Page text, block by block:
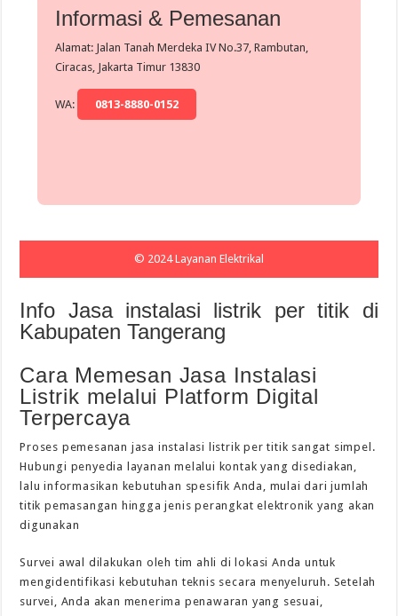
Informasi & Pemesanan
Alamat: Jalan Tanah Merdeka IV No.37, Rambutan,
Ciracas, Jakarta Timur 13830
WA: 0813-8880-0152
© 2024 Layanan Elektrikal
Info Jasa instalasi listrik per titik di
Kabupaten Tangerang
Cara Memesan Jasa Instalasi
Listrik melalui Platform Digital
Terpercaya
Proses pemesanan jasa instalasi listrik per titik sangat simpel.
Hubungi penyedia layanan melalui kontak yang disediakan,
lalu informasikan kebutuhan spesifik Anda, mulai dari jumlah
titik pemasangan hingga jenis perangkat elektronik yang akan
digunakan
Survei awal dilakukan oleh tim ahli di lokasi Anda untuk
mengidentifikasi kebutuhan teknis secara menyeluruh. Setelah
survei, Anda akan menerima penawaran yang sesuai,